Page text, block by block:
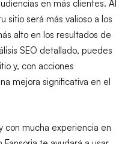
en más clientes. Al
sitio será más valioso a los
alto en los resultados de
SEO detallado, puedes
y, con acciones
mejora significativa en el
con mucha experiencia en